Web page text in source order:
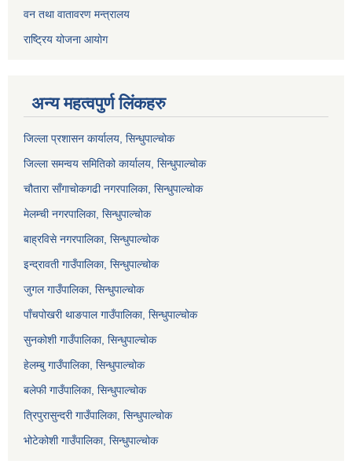
वन तथा वातावरण मन्त्रालय
राष्ट्रिय योजना आयोग
अन्य महत्वपुर्ण लिंकहरु
जिल्ला प्रशासन कार्यालय, सिन्धुपाल्चोक
जिल्ला समन्वय समितिको कार्यालय, सिन्धुपाल्चोक
चौतारा साँगाचोकगढी नगरपालिका, सिन्धुपाल्चोक
मेलम्ची नगरपालिका, सिन्धुपाल्चोक
बाह्रविसे नगरपालिका, सिन्धुपाल्चोक
इन्द्रावती गाउँपालिका, सिन्धुपाल्चोक
जुगल गाउँपालिका, सिन्धुपाल्चोक
पाँचपोखरी थाङपाल गाउँपालिका, सिन्धुपाल्चोक
सुनकोशी गाउँपालिका, सिन्धुपाल्चोक
हेलम्बु गाउँपालिका, सिन्धुपाल्चोक
बलेफी गाउँपालिका, सिन्धुपाल्चोक
त्रिपुरासुन्दरी गाउँपालिका, सिन्धुपाल्चोक
भोटेकोशी गाउँपालिका, सिन्धुपाल्चोक